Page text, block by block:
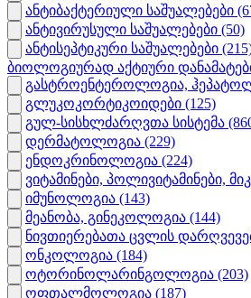
ანტიბაქტერიული საშუალებები
ანტივირუსული საშუალებები (50)
ანტისეპტიკური საშუალებები
ბიოლოგიურად აქტიური
გასტროენტეროლოგია,
გლუკოკორტიკოიდები (125)
გულ-სისხლძარღვთა სისტემა
დერმატოლოგია (229)
ენდოკრინოლოგია (224)
ვიტამინები, პოლივიტამინები,
იმუნოლოგია (143)
მეანობა, გინეკოლოგია (144)
ნივთიერებათა ცვლის
ონკოლოგია (184)
ოტორინოლარინგოლოგია (203)
ოფთალმოლოგია (187)